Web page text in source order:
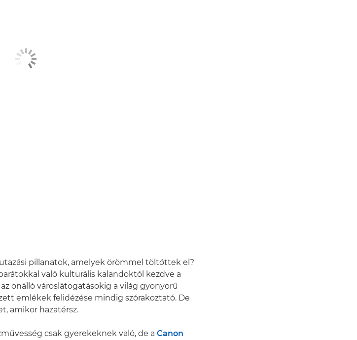
pillanatok, amelyek örömmel töltöttek el?
való kulturális kalandoktól kezdve a
önálló városlátogatásokig a világ gyönyörű
emlékek felidézése mindig szórakoztató. De
amikor hazatérsz.
csak gyerekeknek való, de a Canon